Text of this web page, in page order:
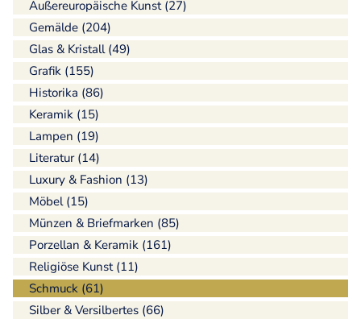
Außereuropäische Kunst (27)
Gemälde (204)
Glas & Kristall (49)
Grafik (155)
Historika (86)
Keramik (15)
Lampen (19)
Literatur (14)
Luxury & Fashion (13)
Möbel (15)
Münzen & Briefmarken (85)
Porzellan & Keramik (161)
Religiöse Kunst (11)
Schmuck (61)
Silber & Versilbertes (66)